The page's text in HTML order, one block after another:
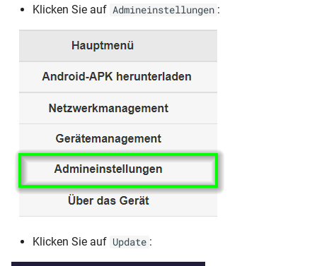
Klicken Sie auf Admineinstellungen :
Klicken Sie auf Update :